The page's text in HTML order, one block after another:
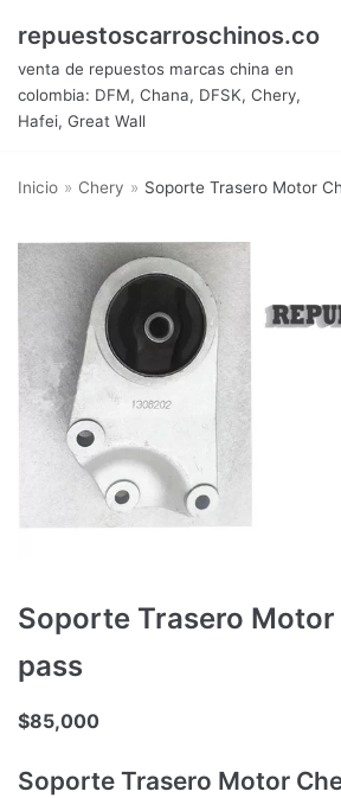
Saltar
contenido
repuestoscarroschinos.co
venta de repuestos marcas china en
colombia: DFM, Chana, DFSK, Chery,
Hafei, Great Wall
Inicio » Chery » Soporte Trasero Motor
Soporte Trasero Motor
pass
$85,000
Soporte Trasero Motor